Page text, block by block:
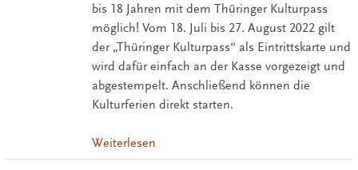
bis 18 Jahren mit dem Thüringer Kulturpass
möglich! Vom 18. Juli bis 27. August 2022 gilt
der „Thüringer Kulturpass“ als Eintrittskarte und
wird dafür einfach an der Kasse vorgezeigt und
abgestempelt. Anschließend können die
Kulturferien direkt starten.
Weiterlesen